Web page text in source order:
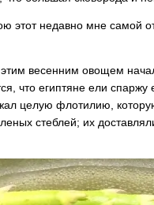
этот недавно мне самой
этим весенним овощем
что египтяне ели
целую флотилию,
стеблей; их